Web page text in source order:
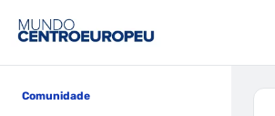
Comunidade